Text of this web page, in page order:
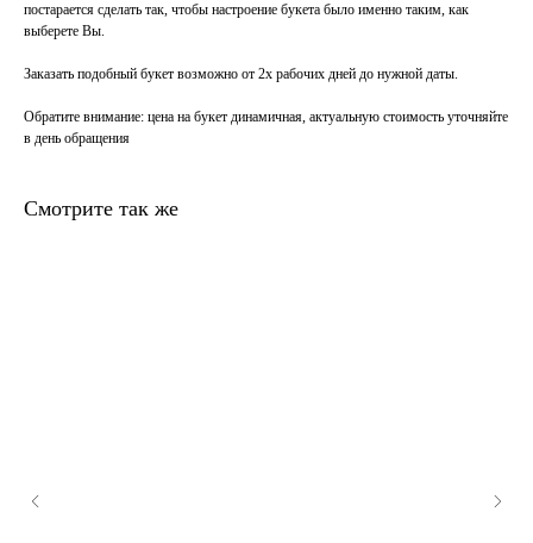
постарается сделать так, чтобы настроение букета было именно таким, как
выберете Вы.
Заказать подобный букет возможно от 2х рабочих дней до нужной даты.
Обратите внимание: цена на букет динамичная, актуальную стоимость уточняйте
в день обращения
Смотрите так же